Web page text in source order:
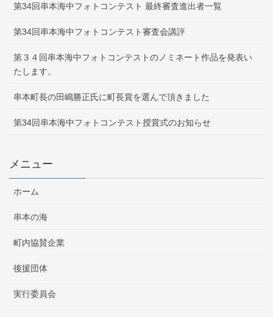
第34回串本海中フォトコンテスト 最終審査進出者一覧
第34回串本海中フォトコンテスト審査会講評
第３４回串本海中フォトコンテストのノミネート作品を発表い
たします。
串本町長の田嶋勝正氏に町長賞を選んで頂きました
第34回串本海中フォトコンテスト授賞式のお知らせ
メニュー
ホーム
串本の海
町内協賛企業
後援団体
実行委員会